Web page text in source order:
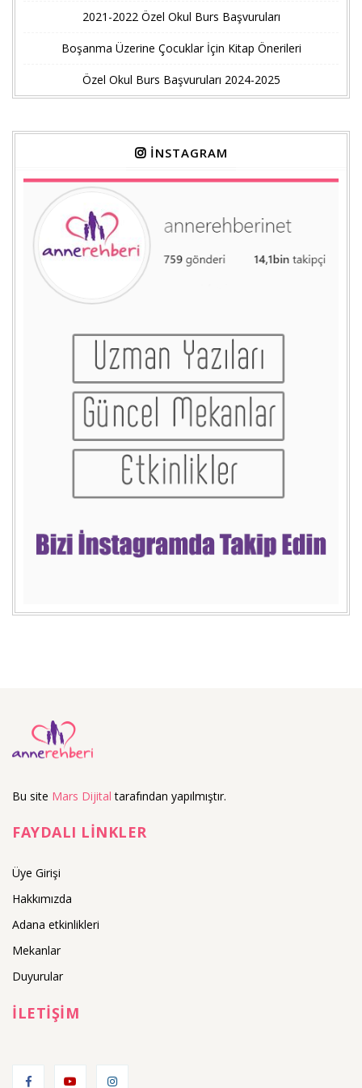
2021-2022 Özel Okul Burs Başvuruları
Boşanma Üzerine Çocuklar İçin Kitap Önerileri
Özel Okul Burs Başvuruları 2024-2025
İNSTAGRAM
Bu site Mars Dijital tarafından yapılmıştır.
FAYDALI LİNKLER
Üye Girişi
Hakkımızda
Adana etkinlikleri
Mekanlar
Duyurular
İLETİŞİM